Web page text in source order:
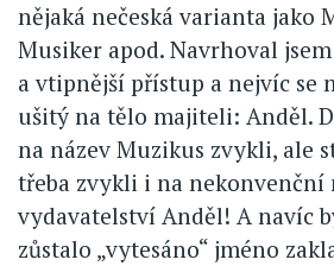
nějaká nečeská varianta jako
Musiker apod. Navrhoval
a vtipnější přístup a nejvíc se
ušitý na tělo majiteli: Anděl.
na název Muzikus zvykli, ale
třeba zvykli i na nekonvenční
vydavatelství Anděl! A navíc
zůstalo „vytesáno“ jméno